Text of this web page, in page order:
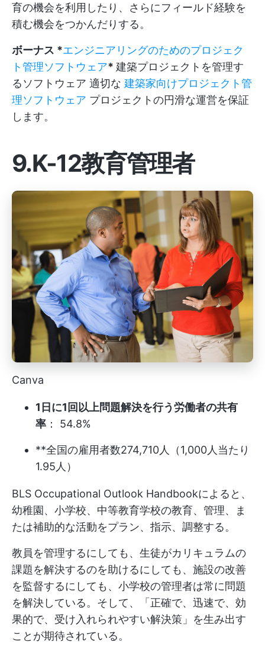
育の機会を利用したり、さらにフィールド経験を
積む機会をつかんだりする。
ボーナス *エンジニアリングのためのプロジェク
ト管理ソフトウェア* 建築プロジェクトを管理す
るソフトウェア 適切な 建築家向けプロジェクト管
理ソフトウェア プロジェクトの円滑な運営を保証
します。
9.K-12教育管理者
Canva
1日に1回以上問題解決を行う労働者の共有
率 ： 54.8%
**全国の雇用者数274,710人（1,000人当たり
1.95人）
BLS Occupational Outlook Handbookによると、
幼稚園、小学校、中等教育学校の教育、管理、ま
たは補助的な活動をプラン、指示、調整する。
教員を管理するにしても、生徒がカリキュラムの
課題を解決するのを助けるにしても、施設の改善
を監督するにしても、小学校の管理者は常に問題
を解決している。そして、「正確で、迅速で、効
果的で、受け入れられやすい解決策」を生み出す
ことが期待されている。